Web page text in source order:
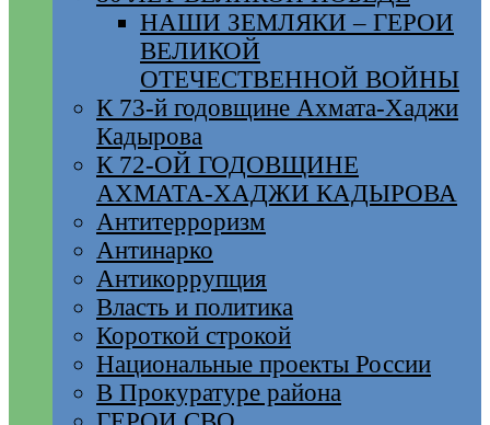
НАШИ ЗЕМЛЯКИ – ГЕРОИ
ВЕЛИКОЙ
ОТЕЧЕСТВЕННОЙ ВОЙНЫ
К 73-й годовщине Ахмата-Хаджи
Кадырова
К 72-ОЙ ГОДОВЩИНЕ
АХМАТА-ХАДЖИ КАДЫРОВА
Антитерроризм
Антинарко
Антикоррупция
Власть и политика
Короткой строкой
Национальные проекты России
В Прокуратуре района